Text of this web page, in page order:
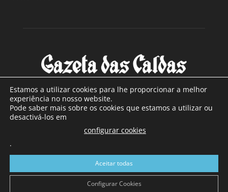
SOBRE NÓS
Com sede nas Caldas da Rainha e mais de 90 anos de
a sul de distrito de Leiria, com mais de 40.000 leitores por
toda a região Oeste. Jornal com distribuição em Portugal
Continental e assinatura online.
Estamos a utilizar cookies para lhe proporcionar a melhor
experiência no nosso website.
Pode saber mais sobre os cookies que estamos a utilizar ou
desactivá-los em
configurar cookies
.
Aceitar todas
Configurar Cookies